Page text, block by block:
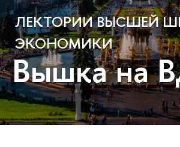
ЛЕКТОРИИ ВЫСШЕЙ
ЭКОНОМИКИ
Вышка на